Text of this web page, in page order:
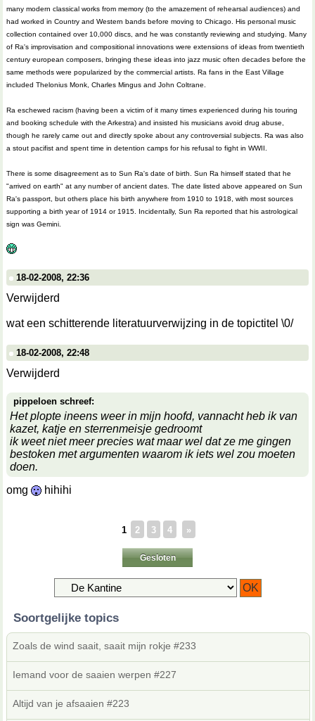
many modern classical works from memory (to the amazement of rehearsal audiences) and
had worked in Country and Western bands before moving to Chicago. His personal music
collection contained over 10,000 discs, and he was constantly reviewing and studying. Many
of Ra's improvisation and compositional innovations were extensions of ideas from twentieth
century european composers, bringing these ideas into jazz music often decades before the
same methods were popularized by the commercial artists. Ra fans in the East Village
included Thelonius Monk, Charles Mingus and John Coltrane.
Ra eschewed racism (having been a victim of it many times experienced during his touring
and booking schedule with the Arkestra) and insisted his musicians avoid drug abuse,
though he rarely came out and directly spoke about any controversial subjects. Ra was also
a stout pacifist and spent time in detention camps for his refusal to fight in WWII.
There is some disagreement as to Sun Ra's date of birth. Sun Ra himself stated that he
"arrived on earth" at any number of ancient dates. The date listed above appeared on Sun
Ra's passport, but others place his birth anywhere from 1910 to 1918, with most sources
supporting a birth year of 1914 or 1915. Incidentally, Sun Ra reported that his astrological
sign was Gemini.
18-02-2008, 22:36
Verwijderd
wat een schitterende literatuurverwijzing in de topictitel \0/
18-02-2008, 22:48
Verwijderd
pippeloen schreef:
Het plopte ineens weer in mijn hoofd, vannacht heb ik van
kazet, katje en sterrenmeisje gedroomt
ik weet niet meer precies wat maar wel dat ze me gingen
bestoken met argumenten waarom ik iets wel zou moeten
doen.
omg
hihihi
1 2 3 4 »
Gesloten
Soortgelijke topics
Zoals de wind saait, saait mijn rokje #233
Iemand voor de saaien werpen #227
Altijd van je afsaaien #223